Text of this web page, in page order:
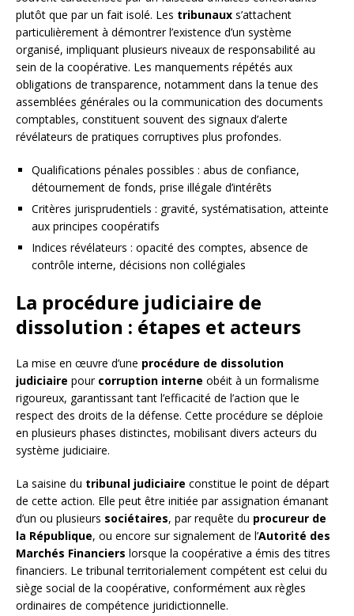
plutôt que par un fait isolé. Les tribunaux s’attachent
particulièrement à démontrer l’existence d’un système
organisé, impliquant plusieurs niveaux de responsabilité au
sein de la coopérative. Les manquements répétés aux
obligations de transparence, notamment dans la tenue des
assemblées générales ou la communication des documents
comptables, constituent souvent des signaux d’alerte
révélateurs de pratiques corruptives plus profondes.
Qualifications pénales possibles : abus de confiance,
détournement de fonds, prise illégale d’intérêts
Critères jurisprudentiels : gravité, systématisation, atteinte
aux principes coopératifs
Indices révélateurs : opacité des comptes, absence de
contrôle interne, décisions non collégiales
La procédure judiciaire de
dissolution : étapes et acteurs
La mise en œuvre d’une procédure de dissolution
judiciaire pour corruption interne obéit à un formalisme
rigoureux, garantissant tant l’efficacité de l’action que le
respect des droits de la défense. Cette procédure se déploie
en plusieurs phases distinctes, mobilisant divers acteurs du
système judiciaire.
La saisine du tribunal judiciaire constitue le point de départ
de cette action. Elle peut être initiée par assignation émanant
d’un ou plusieurs sociétaires, par requête du procureur de
la République, ou encore sur signalement de l’Autorité des
Marchés Financiers lorsque la coopérative a émis des titres
financiers. Le tribunal territorialement compétent est celui du
siège social de la coopérative, conformément aux règles
ordinaires de compétence juridictionnelle.